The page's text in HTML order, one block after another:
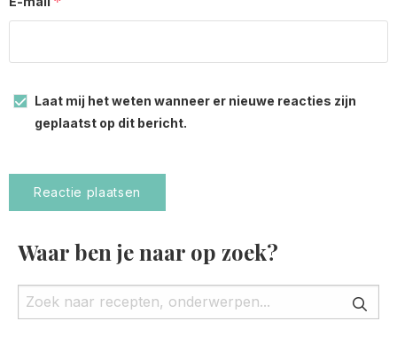
Laat mij het weten wanneer er nieuwe reacties zijn
geplaatst op dit bericht.
Waar ben je naar op zoek?